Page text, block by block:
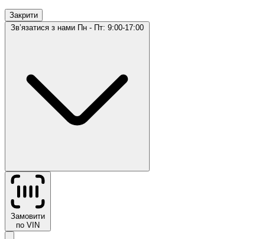
Закрити
Звʼязатися з нами Пн - Пт: 9:00-17:00
Замовити
по VIN